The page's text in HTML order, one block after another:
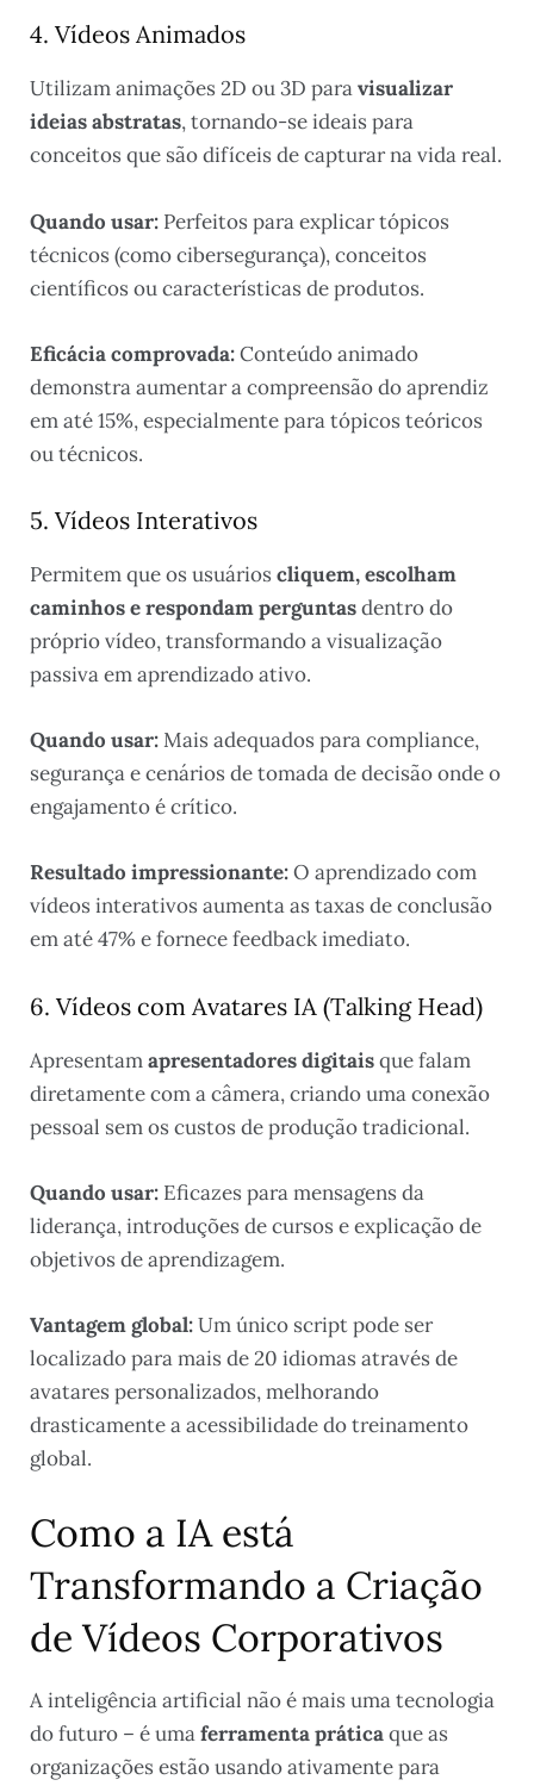
4. Vídeos Animados
Utilizam animações 2D ou 3D paravisualizar
ideias abstratas, tornando-se ideais para
conceitos que são difíceis de capturar na vida real.
Quando usar: Perfeitos para explicar tópicos
técnicos (como cibersegurança), conceitos
científicos ou características de produtos.
Eficácia comprovada:Conteúdo animado
demonstra aumentar a compreensão do aprendiz
em até 15%, especialmente para tópicos teóricos
ou técnicos.
5. Vídeos Interativos
Permitem que os usuários cliquem, escolham
caminhos e respondam perguntasdentro do
próprio vídeo, transformando a visualização
passiva em aprendizado ativo.
Quando usar:Mais adequados para compliance,
segurança e cenários de tomada de decisão onde o
engajamento é crítico.
Resultado impressionante:O aprendizado com
vídeos interativos aumenta as taxas de conclusão
em até 47% e fornece feedback imediato.
6. Vídeos com Avatares IA (Talking Head)
Apresentamapresentadores digitaisque falam
diretamente com a câmera, criando uma conexão
pessoal sem os custos de produção tradicional.
Quando usar: Eficazes para mensagens da
liderança, introduções de cursos e explicação de
objetivos de aprendizagem.
Vantagem global:Um único script pode ser
localizado para mais de 20 idiomas através de
avatares personalizados, melhorando
drasticamente a acessibilidade do treinamento
global.
Como a IA está
Transformando a Criação
de Vídeos Corporativos
A inteligência artificial não é mais uma tecnologia
do futuro – é umaferramenta práticaque as
organizações estão usando ativamente para